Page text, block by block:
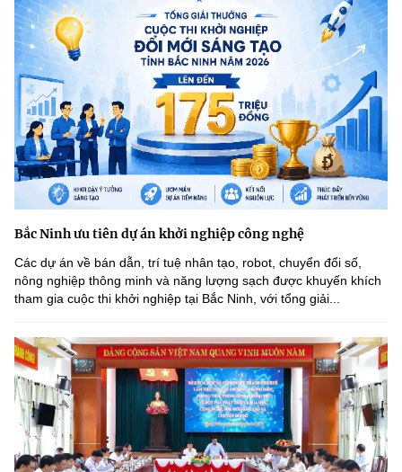
Bắc Ninh ưu tiên dự án khởi nghiệp công nghệ
Các dự án về bán dẫn, trí tuệ nhân tạo, robot, chuyển đổi số,
nông nghiệp thông minh và năng lượng sạch được khuyến khích
tham gia cuộc thi khởi nghiệp tại Bắc Ninh, với tổng giải...